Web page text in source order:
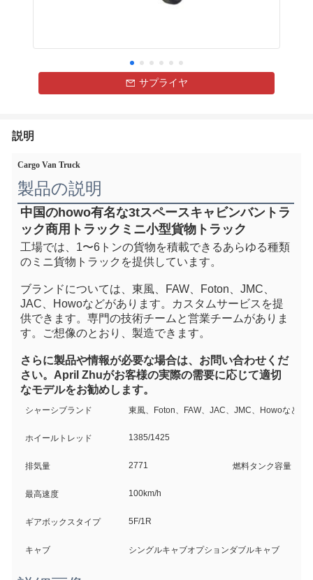
サプライヤ
説明
Cargo Van Truck
製品の説明
中国のhowo有名な3tスペースキャビンバントラ
ック商用トラックミニ小型貨物トラック
工場では、1〜6トンの貨物を積載できるあらゆる種類
のミニ貨物トラックを提供しています。
ブランドについては、東風、FAW、Foton、JMC、
JAC、Howoなどがあります。カスタムサービスを提
供できます。専門の技術チームと営業チームがありま
す。ご想像のとおり、製造できます。
さらに製品や情報が必要な場合は、お問い合わせくだ
さい。April Zhuがお客様の実際の需要に応じて適切
なモデルをお勧めします。
シャーシブランド 東風、Foton、FAW、JAC、JMC、Howoなど中
ホイールトレッド 1385/1425
排気量 2771 燃料タンク容量
最高速度 100km/h
ギアボックスタイプ 5F/1R
キャブ シングルキャブオプションダブルキャブ